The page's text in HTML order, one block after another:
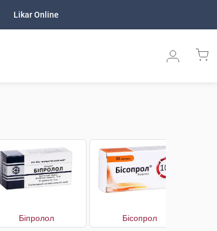
Likar Online
Біпролол Бісопрол